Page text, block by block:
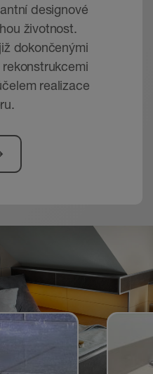
designové
životnost.
dokončenými
realizace
pro učení